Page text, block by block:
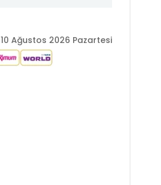
10 Ağustos 2026 Pazartesi